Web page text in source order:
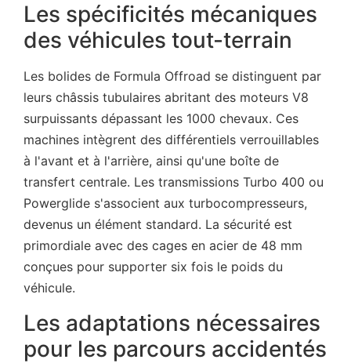
Les spécificités mécaniques
des véhicules tout-terrain
Les bolides de Formula Offroad se distinguent par
leurs châssis tubulaires abritant des moteurs V8
surpuissants dépassant les 1000 chevaux. Ces
machines intègrent des différentiels verrouillables
à l'avant et à l'arrière, ainsi qu'une boîte de
transfert centrale. Les transmissions Turbo 400 ou
Powerglide s'associent aux turbocompresseurs,
devenus un élément standard. La sécurité est
primordiale avec des cages en acier de 48 mm
conçues pour supporter six fois le poids du
véhicule.
Les adaptations nécessaires
pour les parcours accidentés